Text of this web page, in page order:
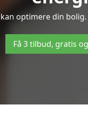
optimere din
Få 3 tilbud, gratis